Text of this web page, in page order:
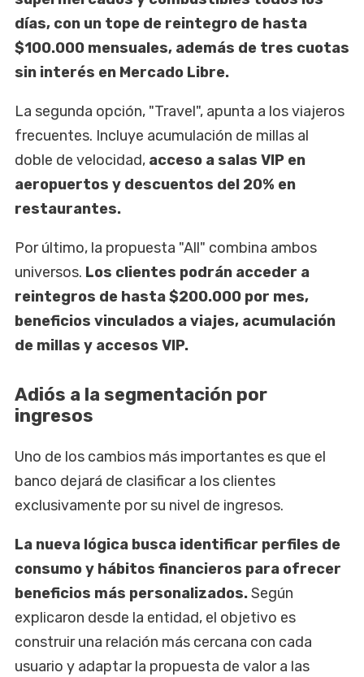
días, con un tope de reintegro de hasta
$100.000 mensuales, además de tres cuotas
sin interés en Mercado Libre.
La segunda opción, "Travel", apunta a los viajeros
frecuentes. Incluye acumulación de millas al
doble de velocidad, acceso a salas VIP en
aeropuertos y descuentos del 20% en
restaurantes.
Por último, la propuesta "All" combina ambos
universos. Los clientes podrán acceder a
reintegros de hasta $200.000 por mes,
beneficios vinculados a viajes, acumulación
de millas y accesos VIP.
Adiós a la segmentación por
ingresos
Uno de los cambios más importantes es que el
banco dejará de clasificar a los clientes
exclusivamente por su nivel de ingresos.
La nueva lógica busca identificar perfiles de
consumo y hábitos financieros para ofrecer
beneficios más personalizados.Según
explicaron desde la entidad, el objetivo es
construir una relación más cercana con cada
usuario y adaptar la propuesta de valor a las